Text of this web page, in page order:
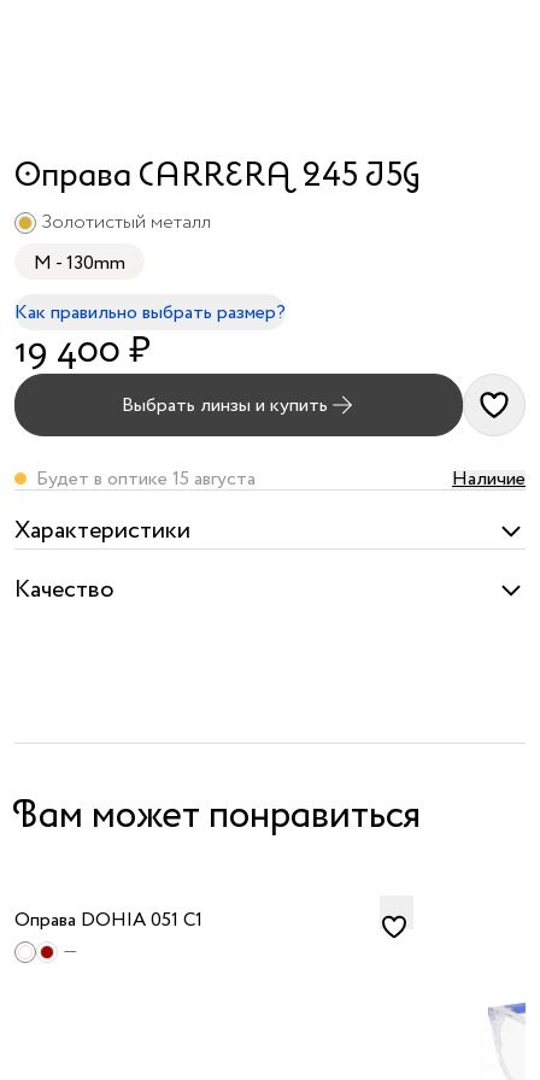
персональных
данных
Оправа CARRERA 245 J5G
Золотистый металл
M - 130mm
Как правильно выбрать размер?
19 400 ₽
Выбрать линзы и купить
Будет в оптике 15 августа Наличие
Характеристики
Качество
Вам может понравиться
Оправа DOHIA 051 C1
—